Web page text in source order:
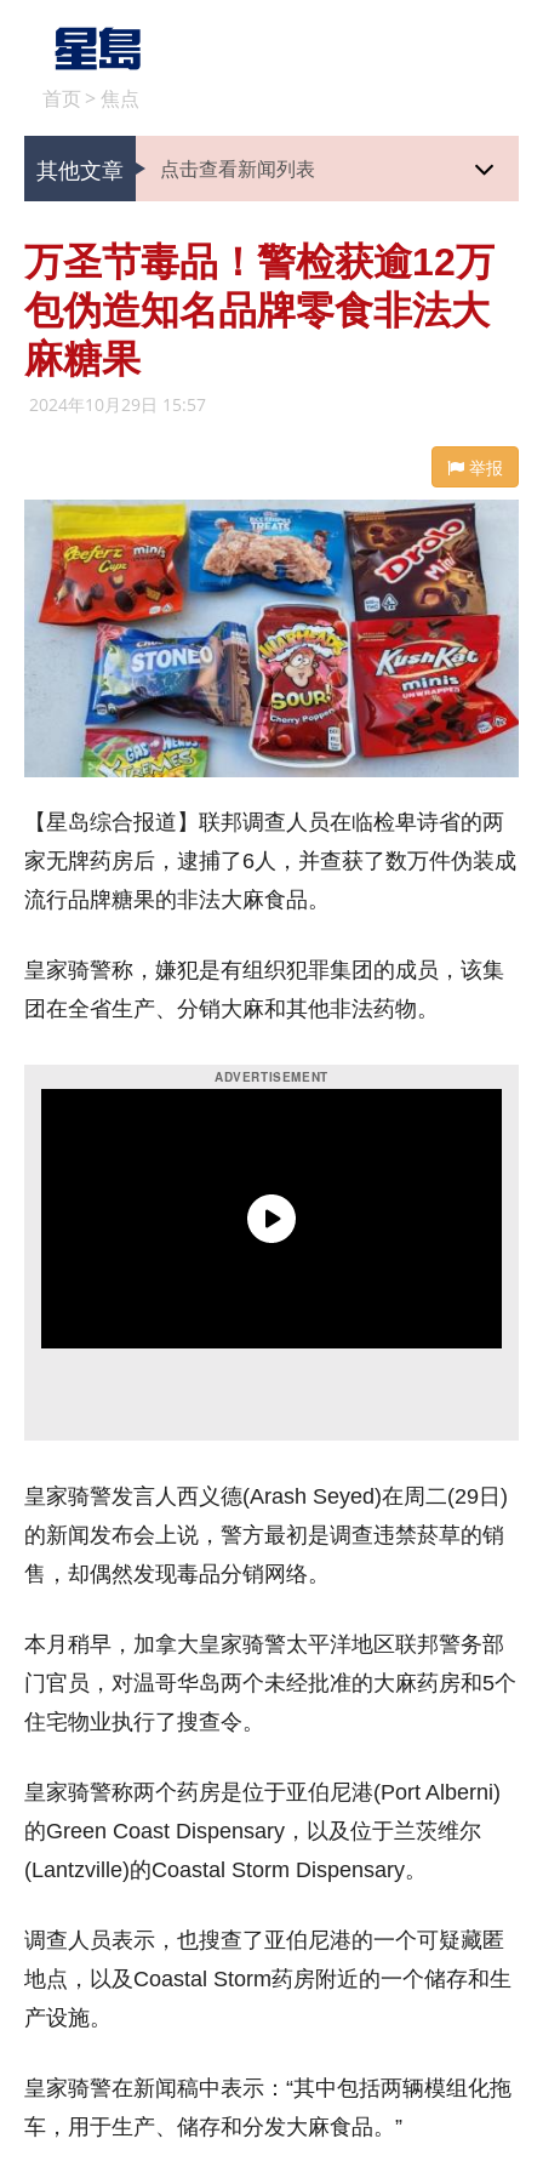
首页 > 焦点
其他文章 点击查看新闻列表
万圣节毒品！警检获逾12万
包伪造知名品牌零食非法大
麻糖果
2024年10月29日 15:57
举报
【星岛综合报道】联邦调查人员在临检卑诗省的两
家无牌药房后，逮捕了6人，并查获了数万件伪装成
流行品牌糖果的非法大麻食品。
皇家骑警称，嫌犯是有组织犯罪集团的成员，该集
团在全省生产、分销大麻和其他非法药物。
皇家骑警发言人西义德(Arash Seyed)在周二(29日)
的新闻发布会上说，警方最初是调查违禁菸草的销
售，却偶然发现毒品分销网络。
本月稍早，加拿大皇家骑警太平洋地区联邦警务部
门官员，对温哥华岛两个未经批准的大麻药房和5个
住宅物业执行了搜查令。
皇家骑警称两个药房是位于亚伯尼港(Port Alberni)
的Green Coast Dispensary，以及位于兰茨维尔
(Lantzville)的Coastal Storm Dispensary。
调查人员表示，也搜查了亚伯尼港的一个可疑藏匿
地点，以及Coastal Storm药房附近的一个储存和生
产设施。
皇家骑警在新闻稿中表示：“其中包括两辆模组化拖
车，用于生产、储存和分发大麻食品。”